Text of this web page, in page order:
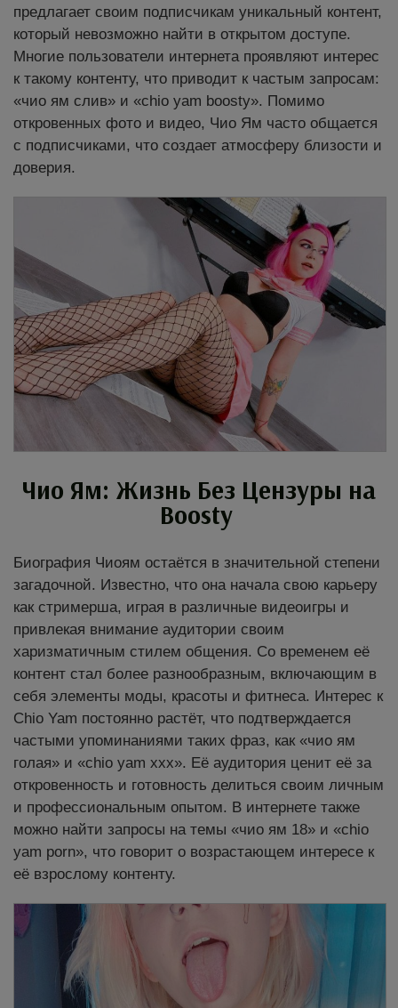
предлагает своим подписчикам уникальный контент,
который невозможно найти в открытом доступе.
Многие пользователи интернета проявляют интерес
к такому контенту, что приводит к частым запросам:
«чио ям слив» и «chio yam boosty». Помимо
откровенных фото и видео, Чио Ям часто общается
с подписчиками, что создает атмосферу близости и
доверия.
Чио Ям: Жизнь Без Цензуры на
Boosty
Биография Чиоям остаётся в значительной степени
загадочной. Известно, что она начала свою карьеру
как стримерша, играя в различные видеоигры и
привлекая внимание аудитории своим
харизматичным стилем общения. Со временем её
контент стал более разнообразным, включающим в
себя элементы моды, красоты и фитнеса. Интерес к
Chio Yam постоянно растёт, что подтверждается
частыми упоминаниями таких фраз, как «чио ям
голая» и «chio yam xxx». Её аудитория ценит её за
откровенность и готовность делиться своим личным
и профессиональным опытом. В интернете также
можно найти запросы на темы «чио ям 18» и «chio
yam porn», что говорит о возрастающем интересе к
её взрослому контенту.